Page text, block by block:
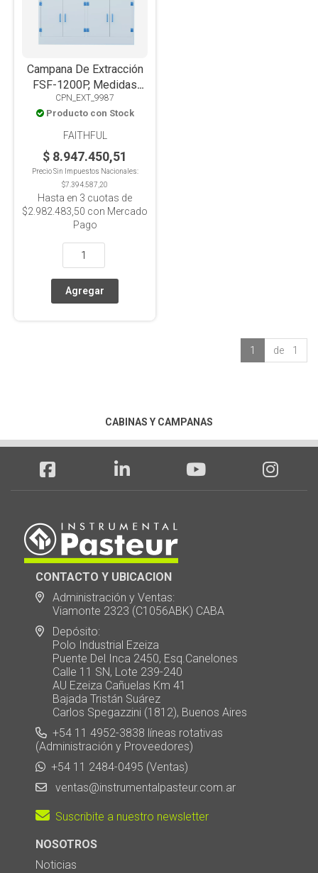
Campana De Extracción
FSF-1200P, Medidas
1200x850x2350mm,
resistente a ácidos y
álcalis fuertes.
CPN_EXT_9987
Producto con Stock
FAITHFUL
$ 8.947.450,51
Precio Sin Impuestos Nacionales:
$7.394.587,20
Hasta en 3 cuotas de
$2.982.483,50 con Mercado
Pago
1 de 1
CABINAS Y CAMPANAS
CONTACTO Y UBICACION
Administración y Ventas:
Viamonte 2323 (C1056ABK) CABA
Depósito:
Polo Industrial Ezeiza
Puente Del Inca 2450, Esq.Canelones
Calle 11 SN, Lote 239-240
AU Ezeiza Cañuelas Km 41
Bajada Tristán Suárez
Carlos Spegazzini (1812), Buenos Aires
+54 11 4952-3838 líneas rotativas
(Administración y Proveedores)
+54 11 2484-0495 (Ventas)
ventas@instrumentalpasteur.com.ar
Suscribite a nuestro newsletter
NOSOTROS
Noticias